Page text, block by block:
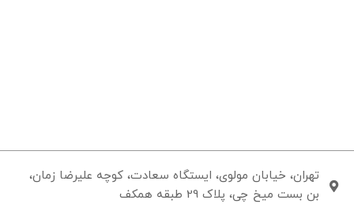
تهران، خیابان مولوی، ایستگاه سعادت، کوچه علیرضا زمان،
بن بست میخ چی، پلاک 29 طبقه همکف